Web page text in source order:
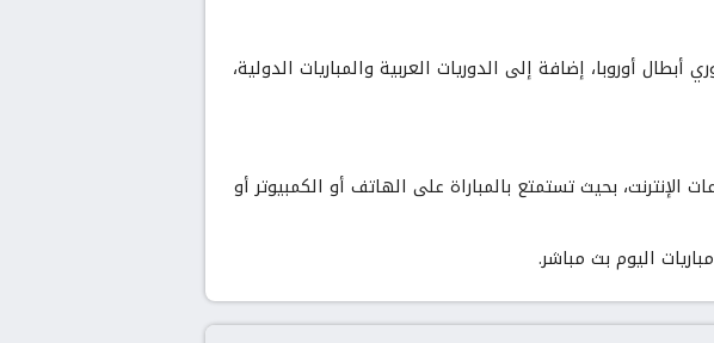
أوروبا، إضافة إلى الدوريات العربية والمباريات الدولية،
الإنترنت، بحيث تستمتع بالمباراة على الهاتف أو الكمبيوتر أو
اليوم بث مباشر.